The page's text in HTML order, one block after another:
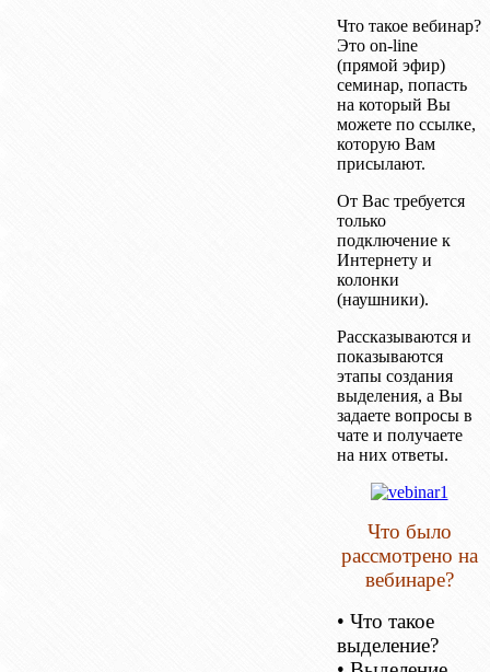
Что такое вебинар?
Это on-line
(прямой эфир)
семинар, попасть
на который Вы
можете по ссылке,
которую Вам
присылают.
От Вас требуется
только
подключение к
Интернету и
колонки
(наушники).
Рассказываются и
показываются
этапы создания
выделения, а Вы
задаете вопросы в
чате и получаете
на них ответы.
Что было
рассмотрено на
вебинаре?
• Что такое
выделение?